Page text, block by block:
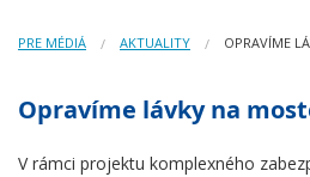
PRE MÉDIÁ AKTUALITY OPRAVÍME
Opravíme lávky na
V rámci projektu komplexného